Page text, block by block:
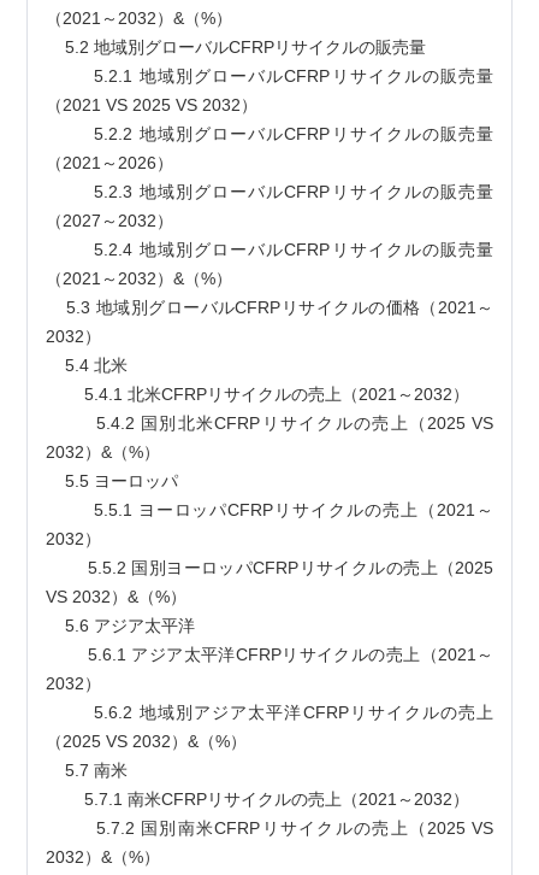
（2021～2032）&（%）
    5.2 地域別グローバルCFRPリサイクルの販売量
        5.2.1 地域別グローバルCFRPリサイクルの販売量
（2021 VS 2025 VS 2032）
        5.2.2 地域別グローバルCFRPリサイクルの販売量
（2021～2026）
        5.2.3 地域別グローバルCFRPリサイクルの販売量
（2027～2032）
        5.2.4 地域別グローバルCFRPリサイクルの販売量
（2021～2032）&（%）
    5.3 地域別グローバルCFRPリサイクルの価格（2021～
2032）
    5.4 北米
        5.4.1 北米CFRPリサイクルの売上（2021～2032）
2032）&（%）
    5.5 ヨーロッパ
2032）
VS 2032）&（%）
    5.6 アジア太平洋
2032）
        5.6.2 地域別アジア太平洋CFRPリサイクルの売上
（2025 VS 2032）&（%）
    5.7 南米
        5.7.1 南米CFRPリサイクルの売上（2021～2032）
2032）&（%）